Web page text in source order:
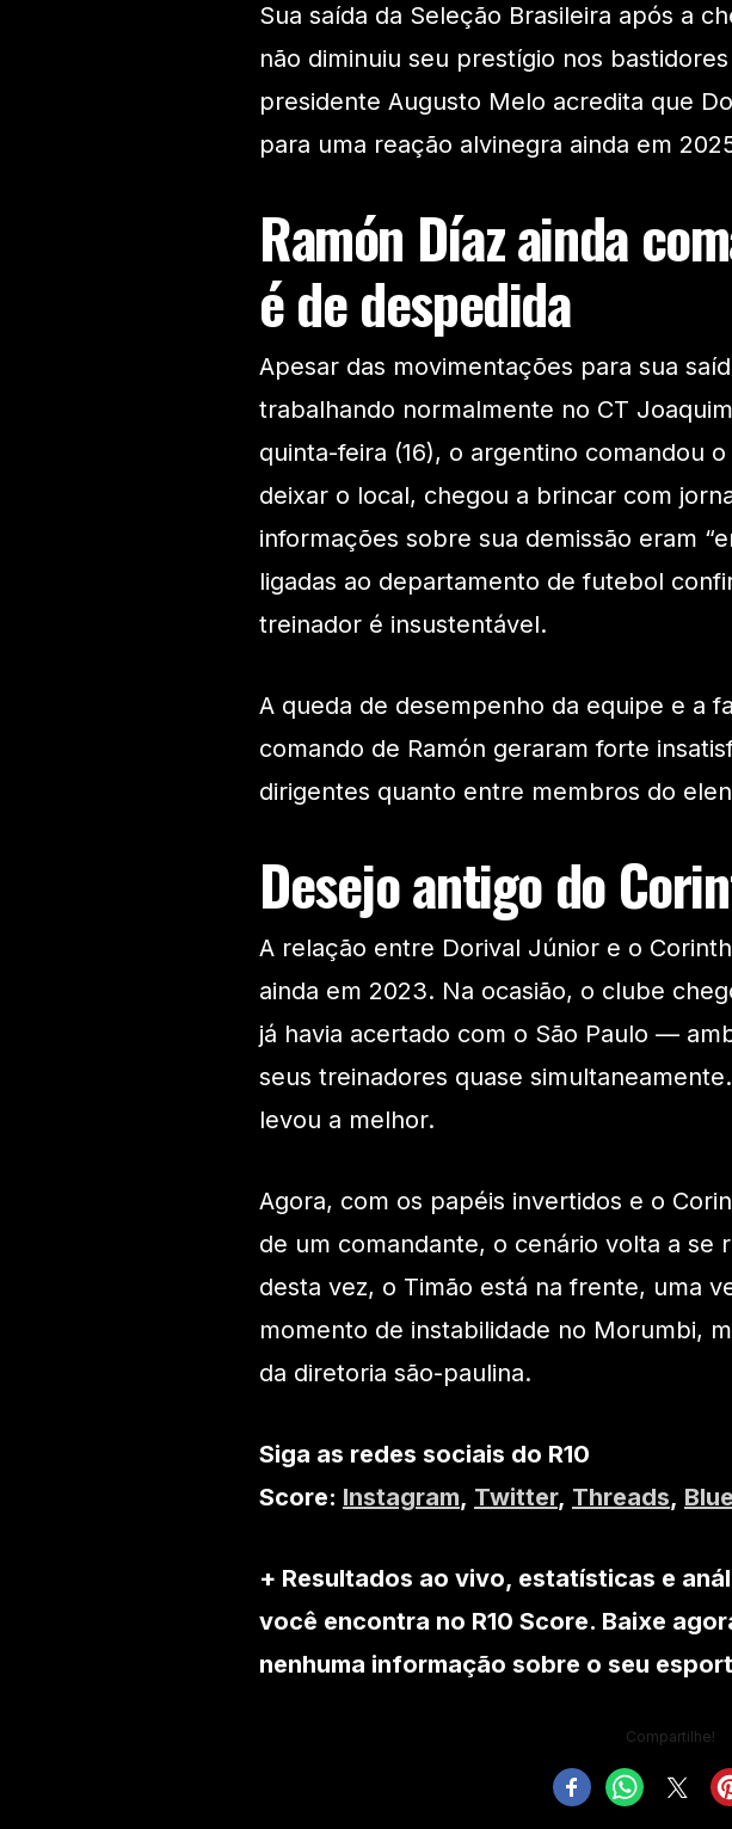
Sua saída da Seleção Brasileira após a
não diminuiu seu prestígio nos
presidente Augusto Melo acredita que
para uma reação alvinegra ainda em
Ramón Díaz ainda
é de despedida
Apesar das movimentações para sua
trabalhando normalmente no CT
quinta-feira (16), o argentino comandou
deixar o local, chegou a brincar com
informações sobre sua demissão eram
ligadas ao departamento de futebol
treinador é insustentável.
A queda de desempenho da equipe e a
comando de Ramón geraram forte
dirigentes quanto entre membros do
Desejo antigo do
A relação entre Dorival Júnior e o
ainda em 2023. Na ocasião, o clube
já havia acertado com o São Paulo —
seus treinadores quase
levou a melhor.
Agora, com os papéis invertidos e o
de um comandante, o cenário volta a se
desta vez, o Timão está na frente, uma
momento de instabilidade no Morumbi,
da diretoria são-paulina.
Siga as redes sociais do R10
Score: Instagram, Twitter, Threads,
+ Resultados ao vivo, estatísticas e
você encontra no R10 Score. Baixe
nenhuma informação sobre o seu
Compartilhe!